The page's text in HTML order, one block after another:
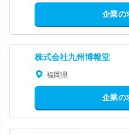
企業の
株式会社九州博報堂
福岡県
企業の